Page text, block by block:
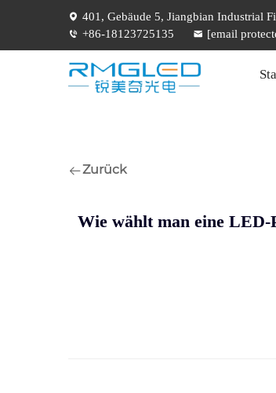
401, Gebäude 5, Jiangbian Industrial
+86-18123725135
[email
Zurück
Wie wählt man eine